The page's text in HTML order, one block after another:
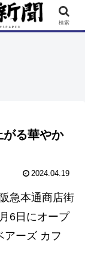
ネタ イベント
がる華やか
2024.04.19
急本通商店街
6日にオープ
アーズ カフ
検索